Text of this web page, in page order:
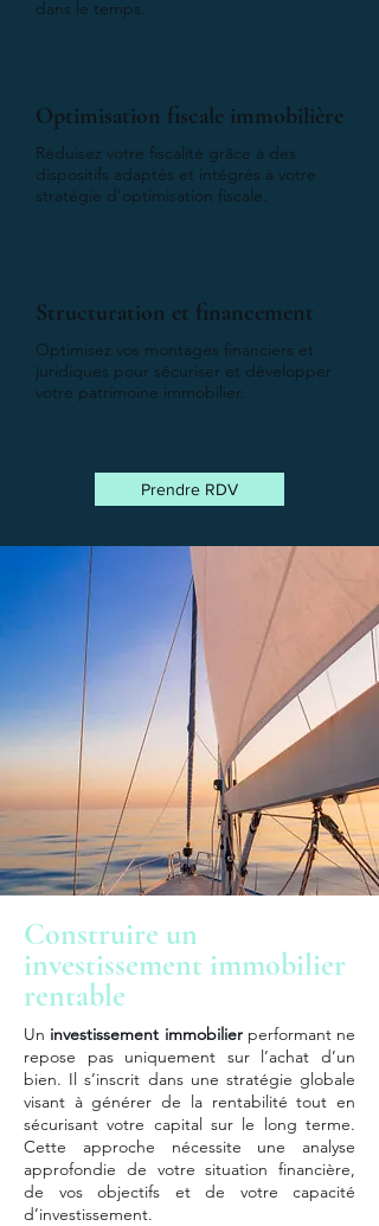
dans le temps.
Optimisation fiscale immobilière
Réduisez votre fiscalité grâce à des
dispositifs adaptés et intégrés à votre
stratégie d’optimisation fiscale.
Structuration et financement
Optimisez vos montages financiers et
juridiques pour sécuriser et développer
votre patrimoine immobilier.
Prendre RDV
Construire un
investissement immobilier
rentable
Un investissement immobilierperformant ne
repose pas uniquement sur l’achat d’un
bien. Il s’inscrit dans une stratégie globale
visant à générer de la rentabilité tout en
sécurisant votre capital sur le long terme.
Cette approche nécessite une analyse
approfondie de votre situation financière,
de vos objectifs et de votre capacité
d’investissement.